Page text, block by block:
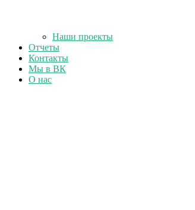
Наши проекты
Отчеты
Контакты
Мы в ВК
О нас